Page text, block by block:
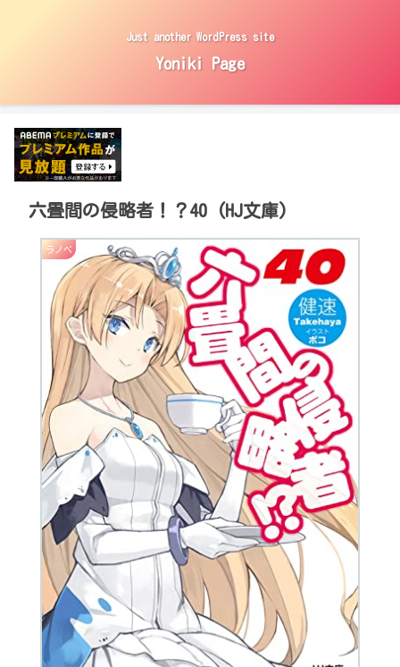
Just another WordPress site
Yoniki Page
六畳間の侵略者！？40 (HJ文庫)
ラノベ